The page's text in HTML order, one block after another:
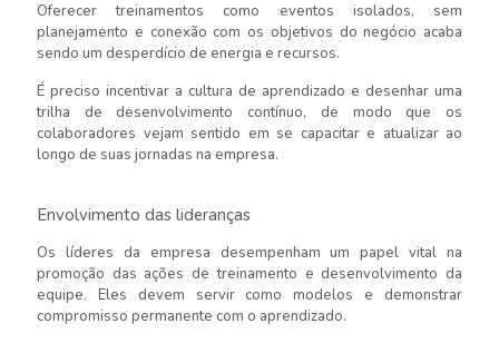
Oferecer treinamentos como eventos isolados, sem
planejamento e conexão com os objetivos do negócio acaba
sendo um desperdício de energia e recursos.
É preciso incentivar a cultura de aprendizado e desenhar uma
trilha de desenvolvimento contínuo, de modo que os
colaboradores vejam sentido em se capacitar e atualizar ao
longo de suas jornadas na empresa.
Envolvimento das lideranças
Os líderes da empresa desempenham um papel vital na
promoção das ações de treinamento e desenvolvimento da
equipe. Eles devem servir como modelos e demonstrar
compromisso permanente com o aprendizado.